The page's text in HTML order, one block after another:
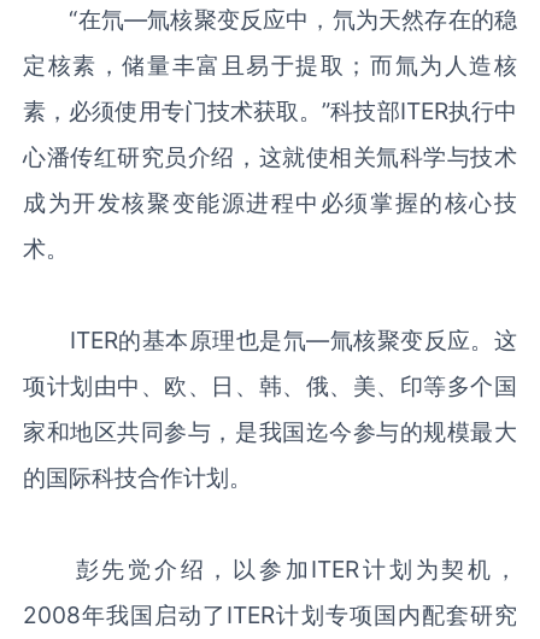
“在氘—氚核聚变反应中，氘为天然存在的稳
定核素，储量丰富且易于提取；而氚为人造核
素，必须使用专门技术获取。”科技部ITER执行中
心潘传红研究员介绍，这就使相关氚科学与技术
成为开发核聚变能源进程中必须掌握的核心技
术。
ITER的基本原理也是氘—氚核聚变反应。这
项计划由中、欧、日、韩、俄、美、印等多个国
家和地区共同参与，是我国迄今参与的规模最大
的国际科技合作计划。
彭先觉介绍，以参加ITER计划为契机，
2008年我国启动了ITER计划专项国内配套研究